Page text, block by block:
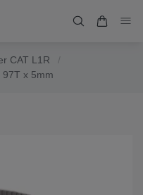
CAT L1R
/
97T x 5mm